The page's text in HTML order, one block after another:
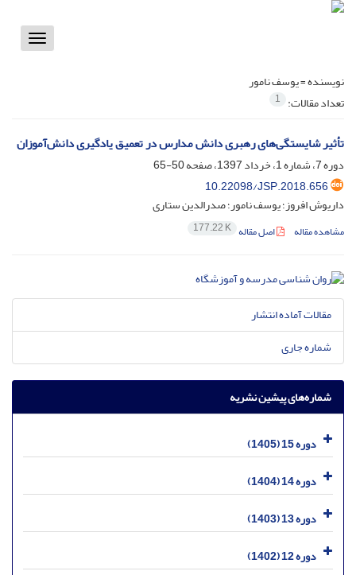
Toggle
نویسنده =یوسف نامور
تعداد مقالات: 1
تأثیر شایستگی‌های رهبری دانش مدارس در تعمیق یادگیری دانش‌آموزان
دوره 7، شماره 1، خرداد 1397، صفحه
50-65
10.22098/JSP.2018.656
داریوش افروز؛ یوسف نامور؛ صدرالدین ستاری
مشاهده مقاله اصل مقاله 177.22 K
مقالات آماده انتشار
شماره جاری
شماره‌های پیشین نشریه
دوره 15 (1405)
دوره 14 (1404)
دوره 13 (1403)
دوره 12 (1402)